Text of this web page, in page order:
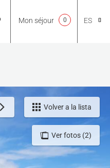
NL
EN
ES
Mon séjour 0
Ver fotos (2)
Volver a la lista